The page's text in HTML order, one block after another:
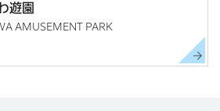
遊園
AMUSEMENT PARK